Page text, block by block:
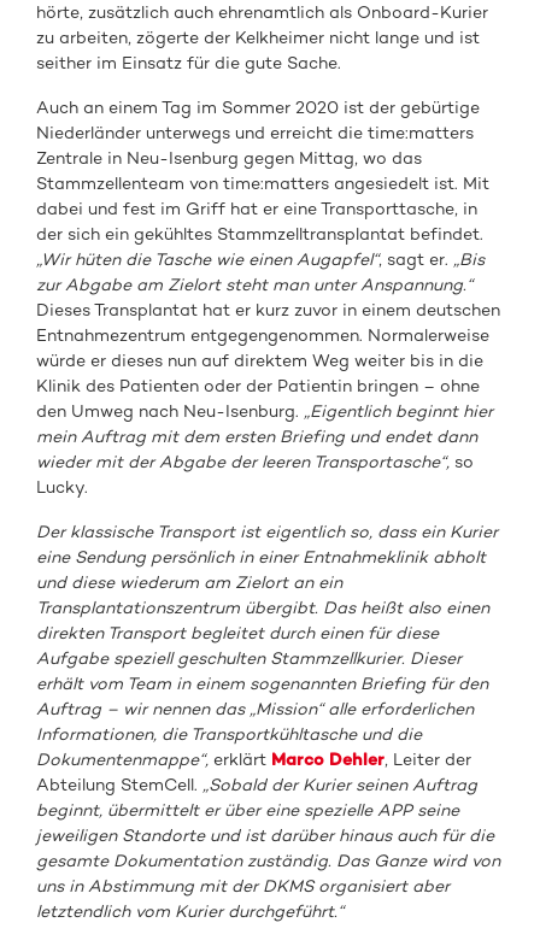
hörte, zusätzlich auch ehrenamtlich als Onboard-Kurier
zu arbeiten, zögerte der Kelkheimer nicht lange und ist
seither im Einsatz für die gute Sache.
Auch an einem Tag im Sommer 2020 ist der gebürtige
Niederländer unterwegs und erreicht die time:matters
Zentrale in Neu-Isenburg gegen Mittag, wo das
Stammzellenteam von time:matters angesiedelt ist. Mit
dabei und fest im Griff hat er eine Transporttasche, in
der sich ein gekühltes Stammzelltransplantat befindet.
„Wir hüten die Tasche wie einen Augapfel“, sagt er. „Bis
zur Abgabe am Zielort steht man unter Anspannung.“
Dieses Transplantat hat er kurz zuvor in einem deutschen
Entnahmezentrum entgegengenommen. Normalerweise
würde er dieses nun auf direktem Weg weiter bis in die
Klinik des Patienten oder der Patientin bringen – ohne
den Umweg nach Neu-Isenburg. „Eigentlich beginnt hier
mein Auftrag mit dem ersten Briefing und endet dann
wieder mit der Abgabe der leeren Transportasche“, so
Lucky.
Der klassische Transport ist eigentlich so, dass ein Kurier
eine Sendung persönlich in einer Entnahmeklinik abholt
und diese wiederum am Zielort an ein
Transplantationszentrum übergibt. Das heißt also einen
direkten Transport begleitet durch einen für diese
Aufgabe speziell geschulten Stammzellkurier. Dieser
erhält vom Team in einem sogenannten Briefing für den
Auftrag – wir nennen das „Mission“ alle erforderlichen
Informationen, die Transportkühltasche und die
Dokumentenmappe“,erklärt Marco Dehler, Leiter der
Abteilung StemCell. „Sobald der Kurier seinen Auftrag
beginnt, übermittelt er über eine spezielle APP seine
jeweiligen Standorte und ist darüber hinaus auch für die
gesamte Dokumentation zuständig. Das Ganze wird von
uns in Abstimmung mit der DKMS organisiert aber
letztendlich vom Kurier durchgeführt.“